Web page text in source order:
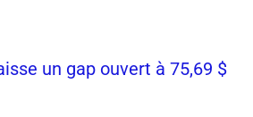
un gap ouvert à 75,69 $